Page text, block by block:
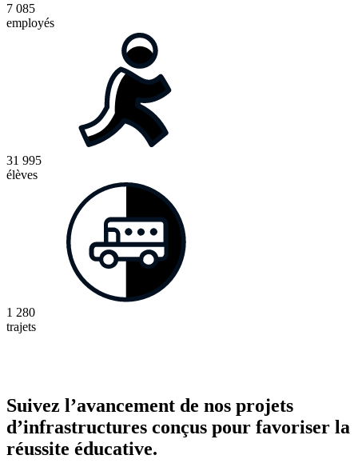
7 085
employés
31 995
élèves
1 280
trajets
Suivez l’avancement de nos projets
d’infrastructures conçus pour favoriser la
réussite éducative.